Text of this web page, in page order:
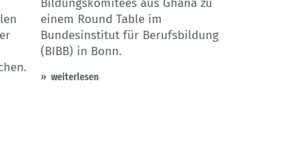
Bildungskomitees aus Ghana zu
einem Round Table im
Bundesinstitut für Berufsbildung
(BIBB) in Bonn.
weiterlesen